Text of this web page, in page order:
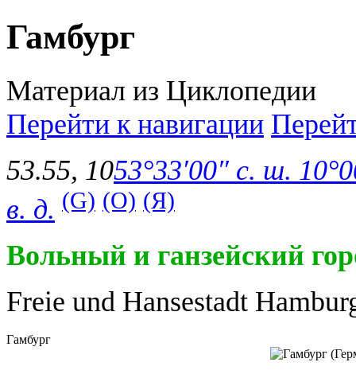
Гамбург
Материал из Циклопедии
Перейти к навигации
53.55, 1053°33′00″ с. ш.
в. д. (G) (O) (Я)
Вольный и ганзейский
Freie und Hansestadt
Гамбург